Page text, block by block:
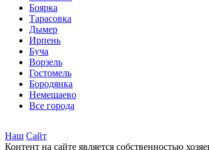
Боярка
Тарасовка
Дымер
Ирпень
Буча
Ворзель
Гостомель
Бородянка
Немешаево
Все города
Наш Сайт
Контент на сайте является собственностью